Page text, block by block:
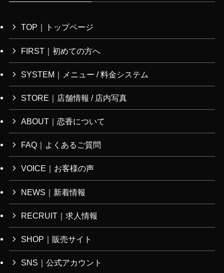
TOP｜トップページ
FIRST｜初めての方へ
SYSTEM｜メニュー / 料金システム
STORE｜店舗情報 / 店内写真
ABOUT｜恋香について
FAQ｜よくあるご質問
VOICE｜お客様の声
NEWS｜新着情報
RECRUIT｜求人情報
SHOP｜販売サイト
SNS｜公式アカウント